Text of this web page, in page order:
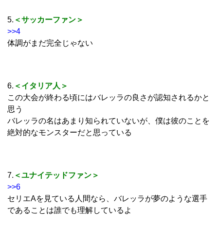
5. ＜サッカーファン＞
>>4
体調がまだ完全じゃない
6. ＜イタリア人＞
この大会が終わる頃にはバレッラの良さが認知されるかと
思う
バレッラの名はあまり知られていないが、僕は彼のことを
絶対的なモンスターだと思っている
7. ＜ユナイテッドファン＞
>>6
セリエAを見ている人間なら、バレッラが夢のような選手
であることは誰でも理解しているよ